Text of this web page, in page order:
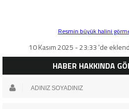
Resmin büyük halini
10 Kasım 2025 - 23:33 'de
HABER HAKKINDA